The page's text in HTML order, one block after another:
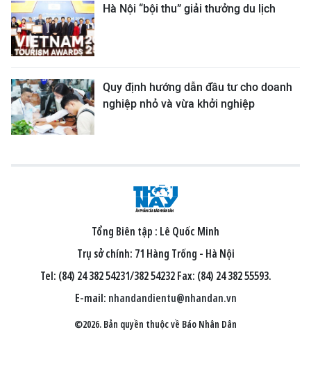
Hà Nội “bội thu” giải thưởng du lịch
Quy định hướng dẫn đầu tư cho doanh
nghiệp nhỏ và vừa khởi nghiệp
Tổng Biên tập : Lê Quốc Minh
Trụ sở chính: 71 Hàng Trống - Hà Nội
Tel: (84) 24 382 54231/382 54232 Fax: (84) 24 382 55593.
E-mail: nhandandientu@nhandan.vn
©2026. Bản quyền thuộc về Báo Nhân Dân